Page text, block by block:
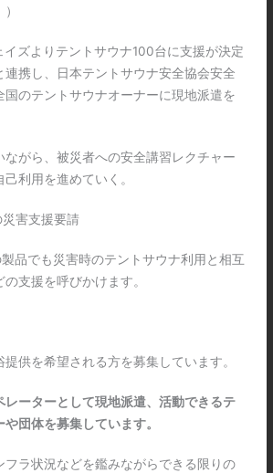
ズよりテントサウナ100台に支援が決定
連携し、日本テントサウナ安全協会安全
国のテントサウナオーナーに現地派遣を
ながら、被災者への安全講習レクチャー
利用を進めていく。
災害支援要請
品でも災害時のテントサウナ利用と相互
支援を呼びかけます。
供を希望される方を募集しています。
レーターとして現地派遣、活動できるテ
団体を募集しています。
フラ状況などを鑑みながらできる限りの